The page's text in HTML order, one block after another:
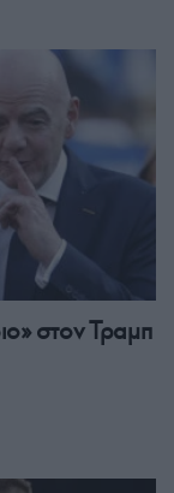
στον Τραμπ